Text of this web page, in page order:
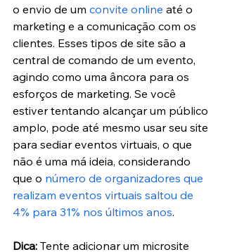
o envio de um convite online até o
marketing e a comunicação com os
clientes. Esses tipos de site são a
central de comando de um evento,
agindo como uma âncora para os
esforços de marketing. Se você
estiver tentando alcançar um público
amplo, pode até mesmo usar seu site
para sediar eventos virtuais, o que
não é uma má ideia, considerando
que o número de organizadores que
realizam eventos virtuais saltou de
4% para 31% nos últimos anos.
Dica: Tente adicionar um microsite